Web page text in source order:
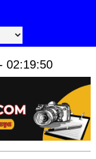
02:19:51